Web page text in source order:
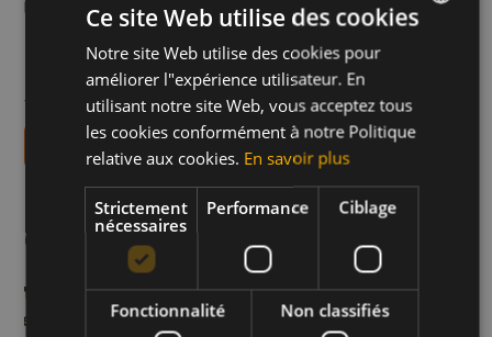
Étape 6
Répartissez les pains perdus sur les assiettes,
arrosez-les du reste du miel et servez-les avec des
fruits frais de saison.
Téléchargez nos livrets de recettes
Plus de recettes comme
celle-ci
et au miel
en 20 min.
Crêpes de sarrasin
ricotta, miel et
Petit-déjeuner
ENGLISH
Ce site Web utilise des cookies
Notre site Web utilise des cookies pour
améliorer l"expérience utilisateur. En
utilisant notre site Web, vous acceptez tous
les cookies conformément à notre Politique
relative aux cookies. En savoir plus
Strictement
nécessaires
Performance Ciblage
Fonctionnalité Non classifiés